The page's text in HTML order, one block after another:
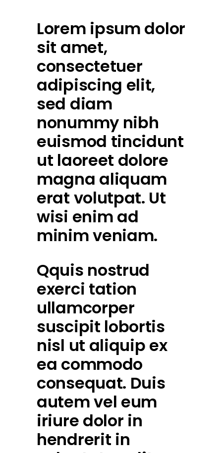
Lorem ipsum dolor
sit amet,
consectetuer
adipiscing elit,
sed diam
nonummy nibh
euismod tincidunt
ut laoreet dolore
magna aliquam
erat volutpat. Ut
wisi enim ad
minim veniam.
Qquis nostrud
exerci tation
ullamcorper
suscipit lobortis
nisl ut aliquip ex
ea commodo
consequat. Duis
autem vel eum
iriure dolor in
hendrerit in